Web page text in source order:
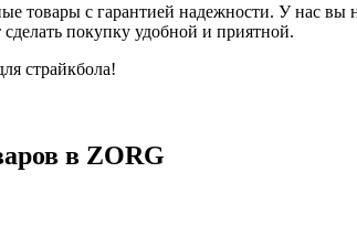
товары с гарантией надежности. У нас
покупку удобной и приятной.
страйкбола!
в ZORG